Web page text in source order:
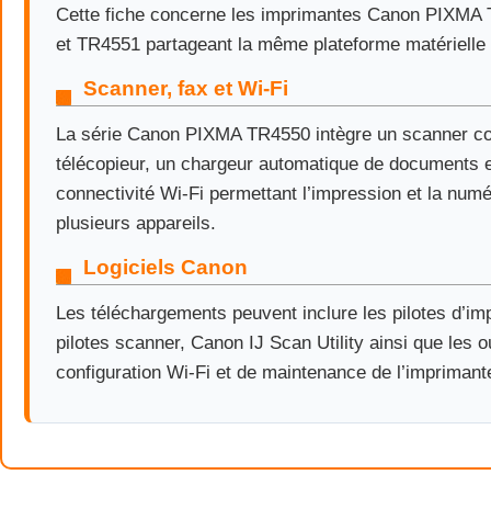
Cette fiche concerne les imprimantes Canon PIXMA
et TR4551 partageant la même plateforme
Scanner, fax et Wi-Fi
La série Canon PIXMA TR4550 intègre un scanner
télécopieur, un chargeur automatique de documents
connectivité Wi-Fi permettant l’impression et la
plusieurs appareils.
Logiciels Canon
Les téléchargements peuvent inclure les pilotes
pilotes scanner, Canon IJ Scan Utility ainsi que les
configuration Wi-Fi et de maintenance de